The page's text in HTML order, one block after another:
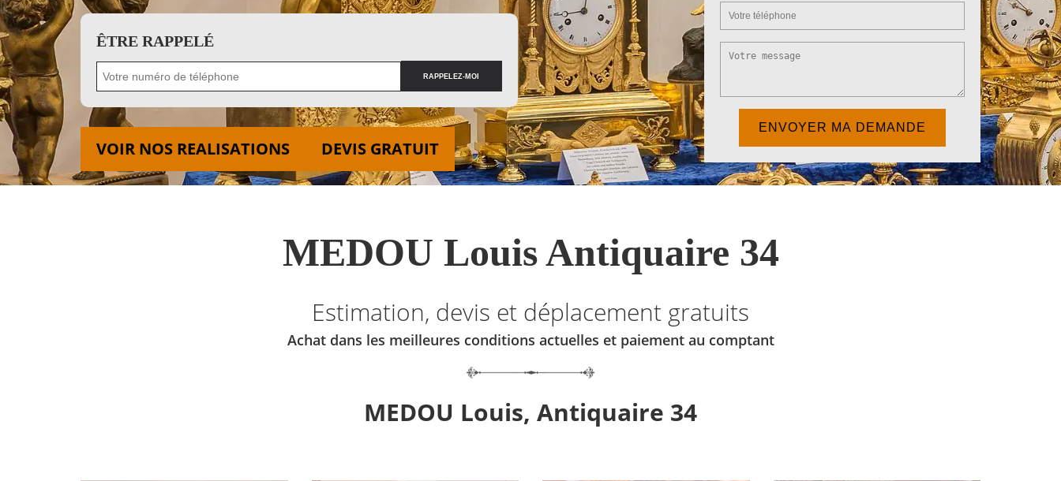
ÊTRE RAPPELÉ
VOIR NOS REALISATIONS DEVIS GRATUIT
MEDOU Louis Antiquaire 34
Estimation, devis et déplacement gratuits
Achat dans les meilleures conditions actuelles et paiement au comptant
MEDOU Louis, Antiquaire 34